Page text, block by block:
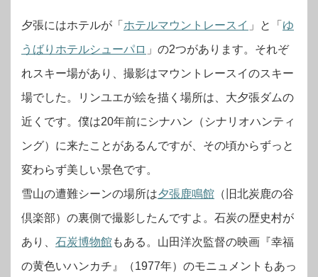
夕張にはホテルが「 ホテルマウントレースイ 」と「 ゆ
うばりホテルシューパロ 」の2つがあります。それぞ
れスキー場があり、撮影はマウントレースイのスキー
場でした。リンユエが絵を描く場所は、大夕張ダムの
近くです。僕は20年前にシナハン（シナリオハンティ
ング）に来たことがあるんですが、その頃からずっと
変わらず美しい景色です。
雪山の遭難シーンの場所は夕張鹿鳴館 （旧北炭鹿の谷
倶楽部）の裏側で撮影したんですよ。石炭の歴史村が
あり、 石炭博物館もある。山田洋次監督の映画『幸福
の黄色いハンカチ』（1977年）のモニュメントもあっ